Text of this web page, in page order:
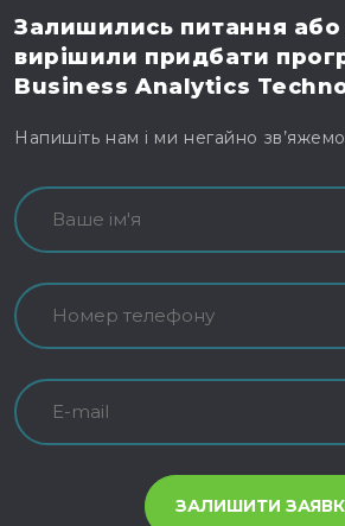
Залишились питання
вирішили придбати
Business Analytics
Напишіть нам і ми негайно